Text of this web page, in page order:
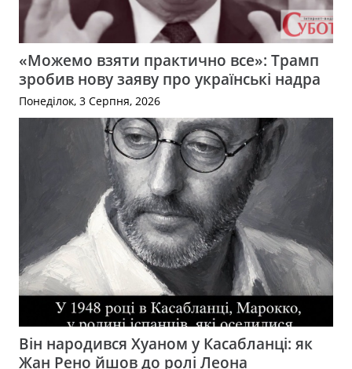
«Можемо взяти практично все»: Трамп
зробив нову заяву про українські надра
Понеділок, 3 Серпня, 2026
Він народився Хуаном у Касабланці: як
Жан Рено йшов до ролі Леона